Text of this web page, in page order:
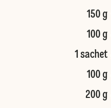
150 g
100 g
1 sachet
100 g
200 g